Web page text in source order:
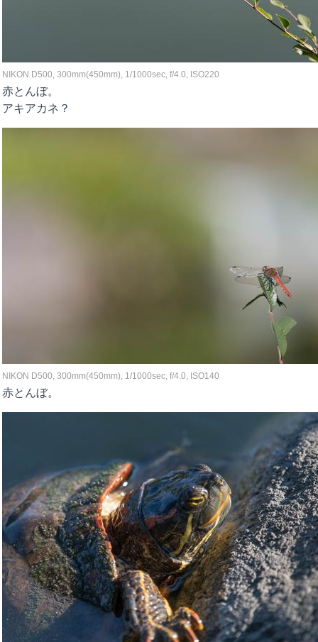
NIKON D500, 300mm(450mm), 1/1000sec, f/4.0, ISO220
赤とんぼ。
アキアカネ？
NIKON D500, 300mm(450mm), 1/1000sec, f/4.0, ISO140
赤とんぼ。